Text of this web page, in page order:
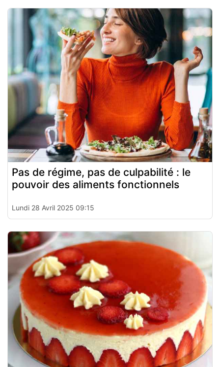
Pas de régime, pas de culpabilité : le
pouvoir des aliments fonctionnels
Lundi 28 Avril 2025 09:15